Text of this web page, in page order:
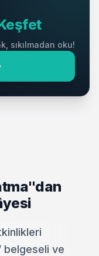
sıkılmadan oku!
belgeseli ve